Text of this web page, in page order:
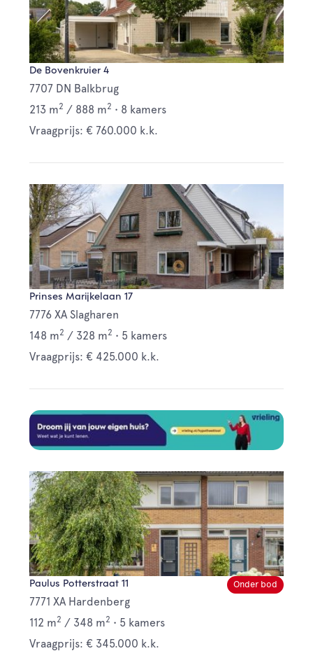
De Bovenkruier 4
7707 DN Balkbrug
213 m2 / 888 m2 • 8 kamers
Vraagprijs: € 760.000 k.k.
Prinses Marijkelaan 17
7776 XA Slagharen
148 m2 / 328 m2 • 5 kamers
Vraagprijs: € 425.000 k.k.
Onder bod
Paulus Potterstraat 11
7771 XA Hardenberg
112 m2 / 348 m2 • 5 kamers
Vraagprijs: € 345.000 k.k.